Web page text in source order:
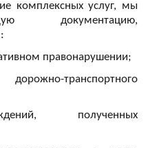
комплексных услуг, мы
документацию,
правонарушении;
транспортного
полученных